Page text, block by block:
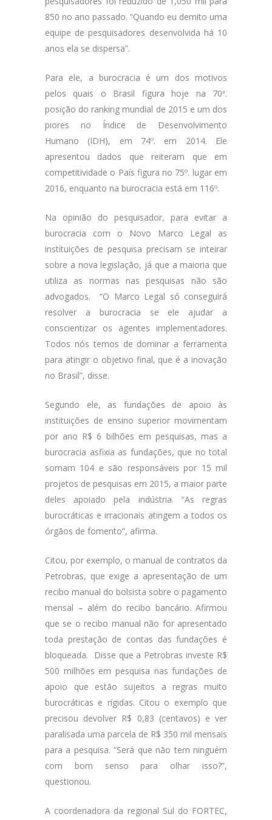
850 no ano passado. “Quando eu demito uma
equipe de pesquisadores desenvolvida há 10
anos ela se dispersa”.
Para ele, a burocracia é um dos motivos
pelos quais o Brasil figura hoje na 70ª.
posição do ranking mundial de 2015 e um dos
piores no Índice de Desenvolvimento
Humano (IDH), em 74º. em 2014. Ele
apresentou dados que reiteram que em
competitividade o País figura no 75º. lugar em
2016, enquanto na burocracia está em 116º.
Na opinião do pesquisador, para evitar a
burocracia com o Novo Marco Legal as
instituições de pesquisa precisam se inteirar
sobre a nova legislação, já que a maioria que
utiliza as normas nas pesquisas não são
advogados. “O Marco Legal só conseguirá
resolver a burocracia se ele ajudar a
conscientizar os agentes implementadores.
Todos nós temos de dominar a ferramenta
para atingir o objetivo final, que é a inovação
no Brasil”, disse.
Segundo ele, as fundações de apoio às
instituições de ensino superior movimentam
por ano R$ 6 bilhões em pesquisas, mas a
burocracia asfixia as fundações, que no total
somam 104 e são responsáveis por 15 mil
projetos de pesquisas em 2015, a maior parte
deles apoiado pela indústria. “As regras
burocráticas e irracionais atingem a todos os
órgãos de fomento”, afirma.
Citou, por exemplo, o manual de contratos da
Petrobras, que exige a apresentação de um
recibo manual do bolsista sobre o pagamento
mensal – além do recibo bancário. Afirmou
que se o recibo manual não for apresentado
toda prestação de contas das fundações é
bloqueada. Disse que a Petrobras investe R$
500 milhões em pesquisa nas fundações de
apoio que estão sujeitos a regras muito
burocráticas e rígidas. Citou o exemplo que
precisou devolver R$ 0,83 (centavos) e ver
paralisada uma parcela de R$ 350 mil mensais
para a pesquisa. “Será que não tem ninguém
com bom senso para olhar isso?”,
questionou.
A coordenadora da regional Sul do FORTEC,